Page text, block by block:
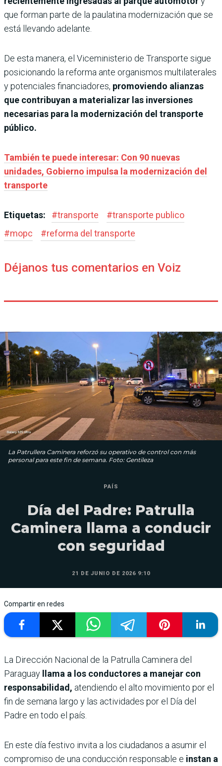
que forman parte de la paulatina modernización que se
está llevando adelante.
De esta manera, el Viceministerio de Transporte sigue
posicionando la reforma ante organismos multilaterales
y potenciales financiadores, promoviendo alianzas
que contribuyan a materializar las inversiones
necesarias para la modernización del transporte
público.
También te puede interesar: Con 90 nuevas
unidades, Gobierno impulsa la modernización del
transporte
Etiquetas: #transporte #transporte publico
#mopc #reforma del transporte
Déjanos tus comentarios en Voiz
La Patrullera Caminera reforzó su operativo de control con más
personal para este fin de semana. Foto: Gentileza
PAÍS
Día del Padre: Patrulla
Caminera llama a conducir
con seguridad
21 DE JUNIO DE 2026 9:10
Compartir en redes
La Dirección Nacional de la Patrulla Caminera del
Paraguay llama a los conductores a manejar con
responsabilidad, atendiendo el alto movimiento por el
fin de semana largo y las actividades por el Día del
Padre en todo el país.
En este día festivo invita a los ciudadanos a asumir el
compromiso de una conducción responsable e instan a